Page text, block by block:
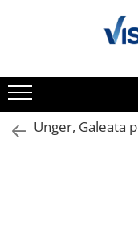
Aspiratoare si masini
profesionale
Unger, Galeata